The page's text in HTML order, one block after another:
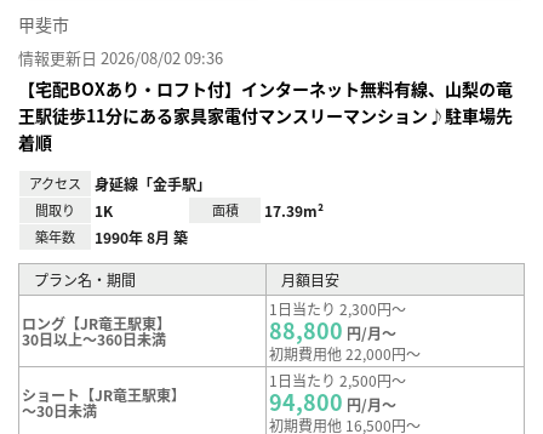
甲斐市
情報更新日 2026/08/02 09:36
【宅配BOXあり・ロフト付】インターネット無料有線、山梨の竜
王駅徒歩11分にある家具家電付マンスリーマンション♪駐車場先
着順
アクセス 身延線「金手駅」
間取り 1K 面積 17.39m²
築年数 1990年 8月 築
プラン名・期間 月額目安
ロング【JR竜王駅東】
30日以上～360日未満
1日当たり 2,300円～
88,800 円/月～
初期費用他 22,000円～
ショート【JR竜王駅東】
～30日未満
1日当たり 2,500円～
94,800 円/月～
初期費用他 16,500円～